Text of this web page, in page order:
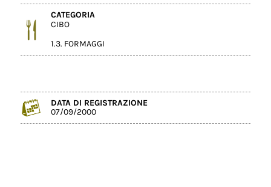
CATEGORIA
CIBO
1.3. FORMAGGI
DATA DI REGISTRAZIONE
07/09/2000